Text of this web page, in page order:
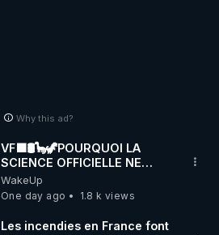
Why this ad?
VF🟩🛢🦕🦖POURQUOI LA
SCIENCE OFFICIELLE NE
CONNAÎT-ELLE PAS LA VRAIE
ORIGINE DU PÉTROL -
Jocelyne Tr
WakeUp
One day ago
1.8 k views
Les incendies en France font